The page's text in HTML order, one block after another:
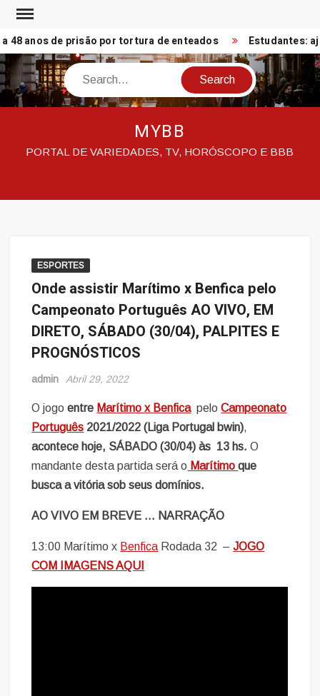
Skip
content
anos de prisão por tortura de enteados Estudantes:
Search
MYBB
PORTAL DE VARIEDADES, TV, HORÓSCOPO E BBB
ESPORTES
Onde assistir Marítimo x Benfica pelo
Campeonato Português AO VIVO, EM
DIRETO, SÁBADO (30/04), PALPITES E
PROGNÓSTICOS
admin Abril 29, 2022
O jogo entre Marítimo x Benfica peloCampeonato
Português 2021/2022 (Liga Portugal bwin),
acontece hoje, SÁBADO (30/04) às 13 hs. O
mandante desta partida será o Marítimoque
busca a vitória sob seus domínios.
AO VIVO EM BREVE … NARRAÇÃO
13:00 Marítimo x Benfica Rodada 32 –JOGO
COM IMAGENS AQUI